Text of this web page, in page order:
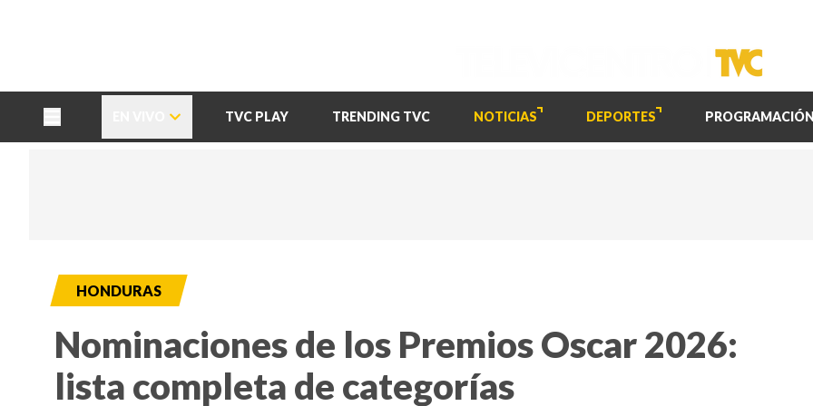
TVC PLAY TRENDING TVC NOTICIAS DEPORTES PROGRAMACIÓN
HONDURAS
Nominaciones de los Premios Oscar 2026:
lista completa de categorías